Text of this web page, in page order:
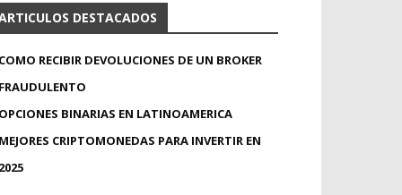
DESTACADOS
RECIBIR DEVOLUCIONES DE UN BROKER
BINARIAS EN LATINOAMERICA
CRIPTOMONEDAS PARA INVERTIR EN